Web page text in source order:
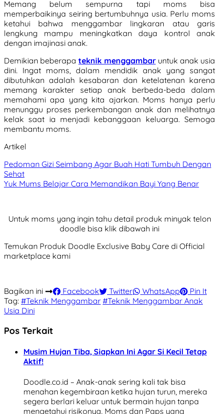
Memang belum sempurna tapi moms bisa
memperbaikinya seiring bertumbuhnya usia. Perlu moms
ketahui bahwa menggambar lingkaran atau garis
lengkung mampu meningkatkan daya kontrol anak
dengan imajinasi anak.
Demikian beberapateknik menggambar untuk anak usia
dini. Ingat moms, dalam mendidik anak yang sangat
dibutuhkan adalah kesabaran dan ketelatenan karena
memang karakter setiap anak berbeda-beda dalam
memahami apa yang kita ajarkan. Moms hanya perlu
menunggu proses perkembangan anak dan melihatnya
kelak saat ia menjadi kebanggaan keluarga. Semoga
membantu moms.
Artikel
Pedoman Gizi Seimbang Agar Buah Hati Tumbuh Dengan
Sehat
Yuk Mums Belajar Cara Memandikan Bayi Yang Benar
Untuk moms yang ingin tahu detail produk minyak telon
doodle bisa klik dibawah ini
Temukan Produk Doodle Exclusive Baby Care di Official
marketplace kami
Bagikan ini Facebook Twitter WhatsApp
Pin It
Tag: #Teknik Menggambar #Teknik Menggambar Anak
Usia Dini
Pos Terkait
Musim Hujan Tiba, Siapkan Ini Agar Si Kecil Tetap
Aktif!
Doodle.co.id – Anak-anak sering kali tak bisa
menahan kegembiraan ketika hujan turun, mereka
segera berlari keluar untuk bermain hujan tanpa
mengetahui risikonya. Moms dan Paps yang